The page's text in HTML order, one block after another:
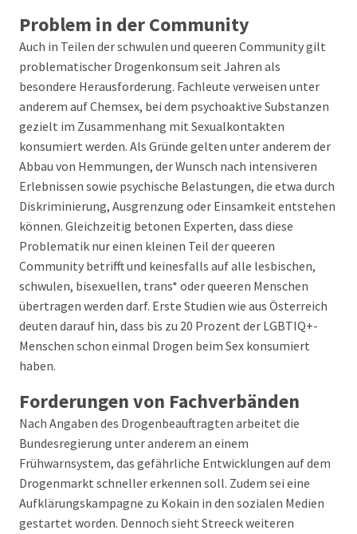
Problem in der Community
Auch in Teilen der schwulen und queeren Community gilt
problematischer Drogenkonsum seit Jahren als
besondere Herausforderung. Fachleute verweisen unter
anderem auf Chemsex, bei dem psychoaktive Substanzen
gezielt im Zusammenhang mit Sexualkontakten
konsumiert werden. Als Gründe gelten unter anderem der
Abbau von Hemmungen, der Wunsch nach intensiveren
Erlebnissen sowie psychische Belastungen, die etwa durch
Diskriminierung, Ausgrenzung oder Einsamkeit entstehen
können. Gleichzeitig betonen Experten, dass diese
Problematik nur einen kleinen Teil der queeren
Community betrifft und keinesfalls auf alle lesbischen,
schwulen, bisexuellen, trans* oder queeren Menschen
übertragen werden darf. Erste Studien wie aus Österreich
deuten darauf hin, dass bis zu 20 Prozent der LGBTIQ+-
Menschen schon einmal Drogen beim Sex konsumiert
haben.
Forderungen von Fachverbänden
Nach Angaben des Drogenbeauftragten arbeitet die
Bundesregierung unter anderem an einem
Frühwarnsystem, das gefährliche Entwicklungen auf dem
Drogenmarkt schneller erkennen soll. Zudem sei eine
Aufklärungskampagne zu Kokain in den sozialen Medien
gestartet worden. Dennoch sieht Streeck weiteren